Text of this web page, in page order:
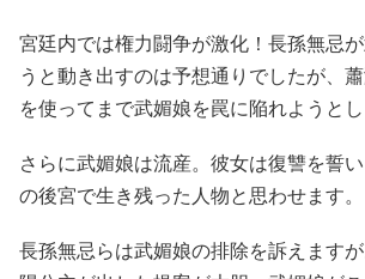
宮廷内では権力闘争が激化！長孫無忌
うと動き出すのは予想通りでしたが、
を使ってまで武媚娘を罠に陥れようとし
さらに武媚娘は流産。彼女は復讐を誓
の後宮で生き残った人物と思わせます。
長孫無忌らは武媚娘の排除を訴えます